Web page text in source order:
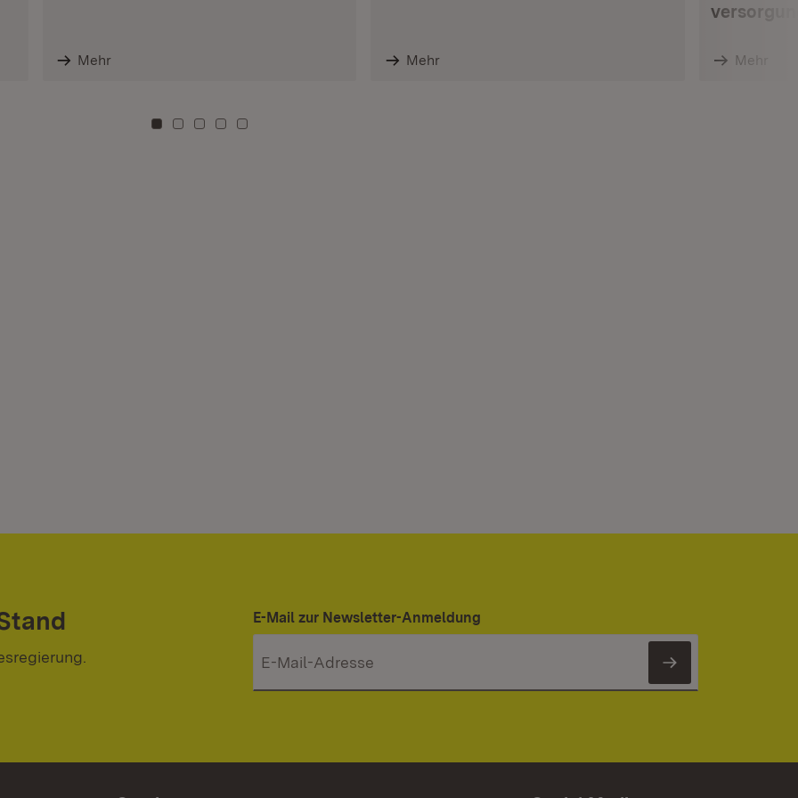
Mehr Mehr Mehr
Zu Kachel: 0
Zu Kachel: 3
Zu Kachel: 6
Zu Kachel: 9
Zu Kachel: 12
E-Mail zur Newsletter-Anmeldung
Newsletter